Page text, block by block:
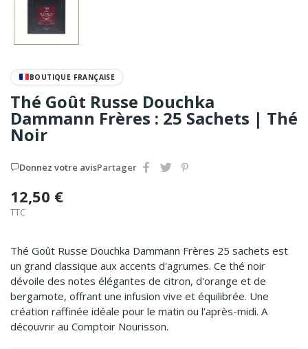
BOUTIQUE FRANÇAISE
Thé Goût Russe Douchka
Dammann Frères : 25 Sachets | Thé
Noir
Donnez votre avisPartager
12,50 €
TTC
Thé Goût Russe Douchka Dammann Frères 25 sachets est
un grand classique aux accents d'agrumes. Ce thé noir
dévoile des notes élégantes de citron, d'orange et de
bergamote, offrant une infusion vive et équilibrée. Une
création raffinée idéale pour le matin ou l'après-midi. A
découvrir au Comptoir Nourisson.